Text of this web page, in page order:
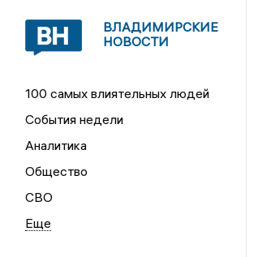
ВЛАДИМИРСКИЕ
НОВОСТИ
100 самых влиятельных людей
События недели
Аналитика
Общество
СВО